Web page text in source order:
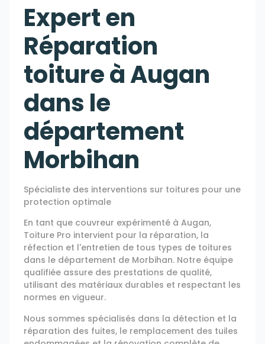
Expert en
Réparation
toiture à Augan
dans le
département
Morbihan
Spécialiste des interventions sur toitures pour une
protection optimale
En tant que couvreur expérimenté à Augan,
Toiture Pro intervient pour la réparation, la
réfection et l'entretien de tous types de toitures
dans le département de Morbihan. Notre équipe
qualifiée assure des prestations de qualité,
utilisant des matériaux durables et respectant les
normes en vigueur.
Nous sommes spécialisés dans la détection et la
réparation des fuites, le remplacement des tuiles